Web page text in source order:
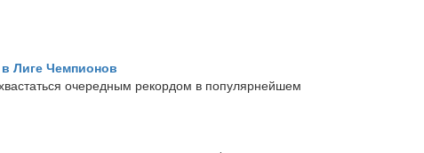
Лиге Чемпионов
очередным рекордом в популярнейшем